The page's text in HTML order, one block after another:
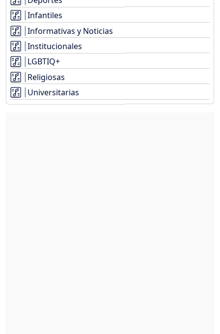
Infantiles
Informativas y Noticias
Institucionales
LGBTIQ+
Religiosas
Universitarias